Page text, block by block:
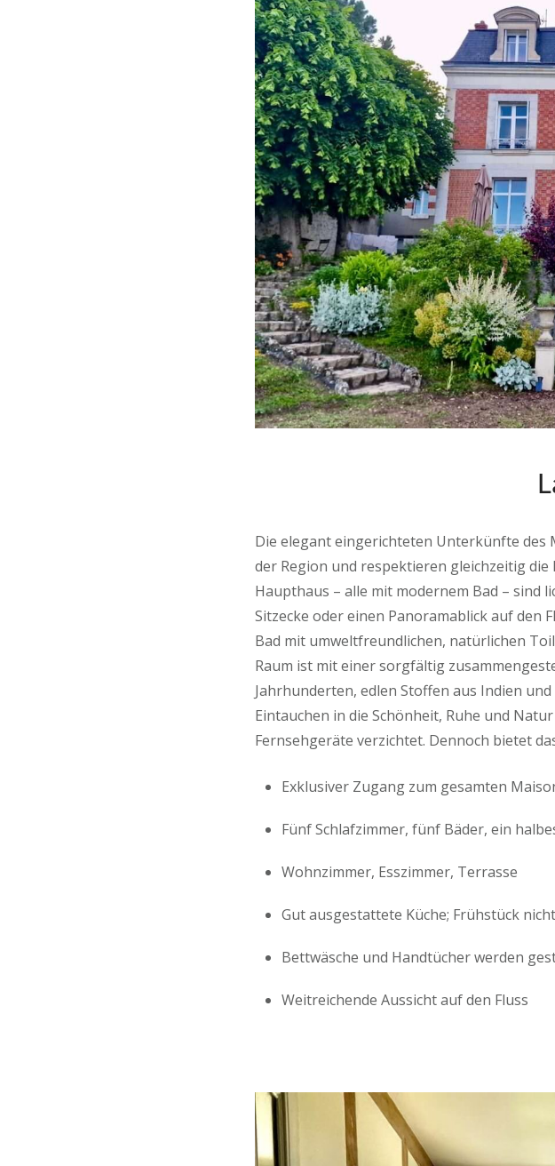
Die elegant eingerichteten Unterkünfte des
der Region und respektieren gleichzeitig
Haupthaus – alle mit modernem Bad – sind
Sitzecke oder einen Panoramablick auf den
Bad mit umweltfreundlichen, natürlichen
Raum ist mit einer sorgfältig
Jahrhunderten, edlen Stoffen aus Indien
Eintauchen in die Schönheit, Ruhe und
Fernsehgeräte verzichtet. Dennoch bietet
Exklusiver Zugang zum gesamten
Fünf Schlafzimmer, fünf Bäder, ein
Wohnzimmer, Esszimmer, Terrasse
Gut ausgestattete Küche; Frühstück
Bettwäsche und Handtücher werden
Weitreichende Aussicht auf den Fluss